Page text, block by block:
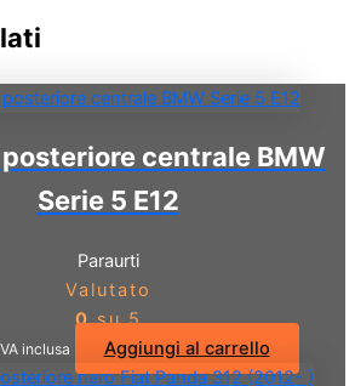
centrale BMW
Serie 5 E12
Paraurti
Valutato
0su 5
inclusa Aggiungi al carrello